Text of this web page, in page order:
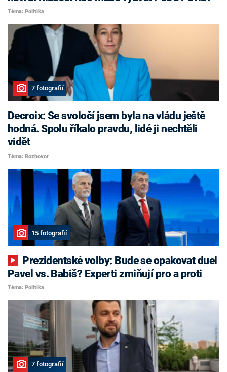
Téma: Politika
7 fotografií
Decroix: Se svoločí jsem byla na vládu ještě
hodná. Spolu říkalo pravdu, lidé ji nechtěli
vidět
Téma: Rozhovor
15 fotografií
Pavel vs. Babiš? Experti zmiňují pro a proti
Téma: Politika
7 fotografií